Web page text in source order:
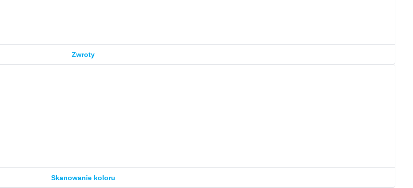
Zwroty
Skanowanie koloru